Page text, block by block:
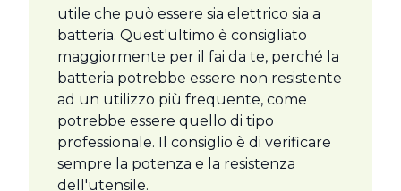
utile che può essere sia elettrico sia a
batteria. Quest'ultimo è consigliato
maggiormente per il fai da te, perché la
batteria potrebbe essere non resistente
ad un utilizzo più frequente, come
potrebbe essere quello di tipo
professionale. Il consiglio è di verificare
sempre la potenza e la resistenza
dell'utensile.